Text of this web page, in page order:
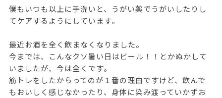
僕もいつも以上に手洗いと、うがい薬でうがいしたりし
てケアするようにしています。
最近お酒を全く飲まなくなりました。
今までは、こんなクソ暑い日はビール！！とかぬかして
いましたが、今は全くです。
筋トレをしたからってのが１番の理由ですけど、飲んで
もおいしく感じなかったり、身体に染み渡っていかずお